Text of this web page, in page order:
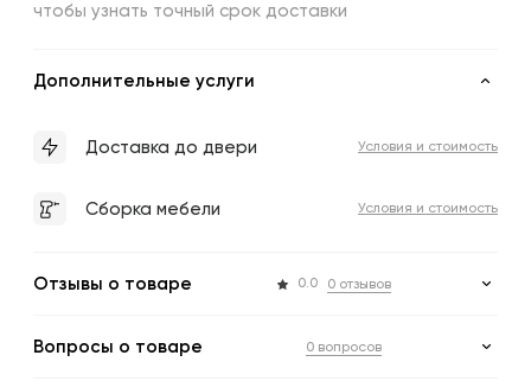
чтобы узнать точный срок доставки
Дополнительные услуги
Доставка до двери Условия и стоимость
Сборка мебели Условия и стоимость
Отзывы о товаре 0.0 0 отзывов
Вопросы о товаре 0 вопросов